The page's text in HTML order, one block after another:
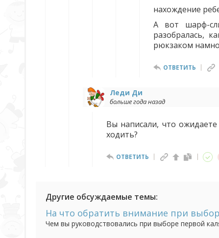
нахождение
А вот шарф-
разобралась,
рюкзаком
ОТВЕТИТЬ
Леди Ди
больше года назад
Вы написали, что
ходить?
ОТВЕТИТЬ
Другие обсуждаемые темы:
На что обратить внимание при
Чем вы руководствовались при выборе первой